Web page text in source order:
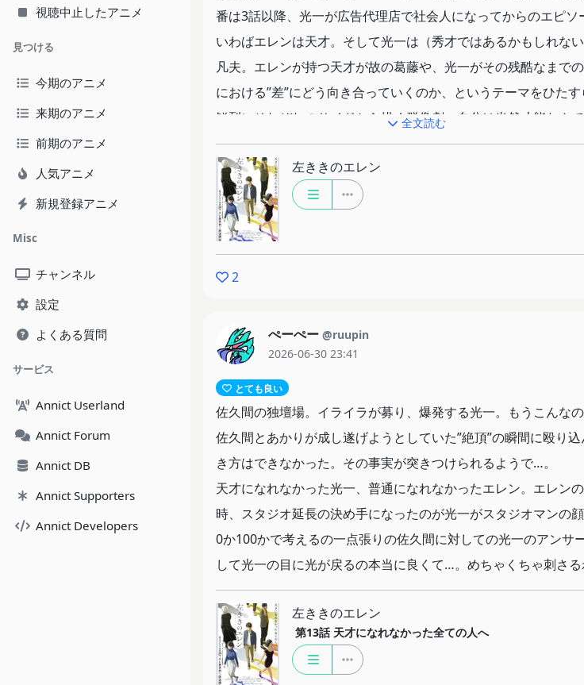
視聴中止したアニメ
見つける
今期のアニメ
来期のアニメ
前期のアニメ
人気アニメ
新規登録アニメ
Misc
チャンネル
設定
よくある質問
サービス
Annict Userland
Annict Forum
Annict DB
Annict Supporters
Annict Developers
番は3話以降、光一が広告代理店で社会人になってからのエピソ
いわばエレンは天才。そして光一は（秀才ではあるかもしれない
凡夫。エレンが持つ天才が故の葛藤や、光一がその残酷なまで
における”差”にどう向き合っていくのか、というテーマをひたす
鮮烈にそれぞれのサイドから描く群像劇。自分は当然才能なんて
っぽっちもなく、普通の社会人人生を送っている人間なので光
事においてひたすらもがき、苦しみ、それでも必死に食らいつく
しかし心がすり減ってやつれていく姿にとにかく感情を揺さぶら
しまう。「天才になれなかったすべての人へ」。この作品のキャ
コピーが胸に鋭利に突き刺さる。
このアニメはとにかく台詞が良くて、登場人物から発せられる一
の世界にも通じるものがあるからだと思う。アニメーションのク
メ化だった。ここからのエピソードも好きなのでぜひ続きもやっ
しい…!
全文読む
左ききのエレン
2
ぺーぺー @ruupin
2026-06-30 23:41
とても良い
佐久間の独壇場。イライラが募り、爆発する光一。もうこんな
佐久間とあかりが成し遂げようとしていた”絶頂”の瞬間に殴り
き方はできなかった。その事実が突きつけられるようで…。
天才になれなかった光一、普通になれなかったエレン。エレン
時、スタジオ延長の決め手になったのが光一がスタジオマンの
0か100かで考えるの一点張りの佐久間に対しての光一のアンサ
して光一の目に光が戻るの本当に良くて…。めちゃくちゃ刺さる
左ききのエレン
第13話 天才になれなかった全ての人へ